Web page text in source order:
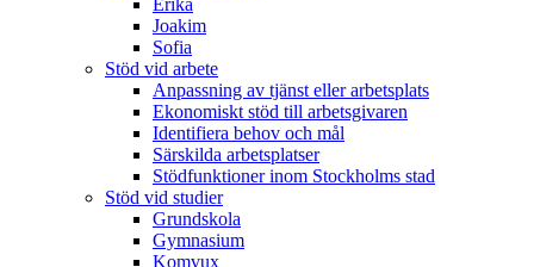
Joakim
Sofia
Stöd vid arbete
Anpassning av tjänst eller arbetsplats
Ekonomiskt stöd till arbetsgivaren
Identifiera behov och mål
Särskilda arbetsplatser
Stödfunktioner inom Stockholms stad
Stöd vid studier
Grundskola
Gymnasium
Komvux